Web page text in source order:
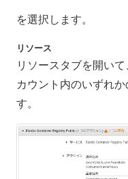
を選択します。
リソース
リソースタブを開い
カウント内のいずれ
す。